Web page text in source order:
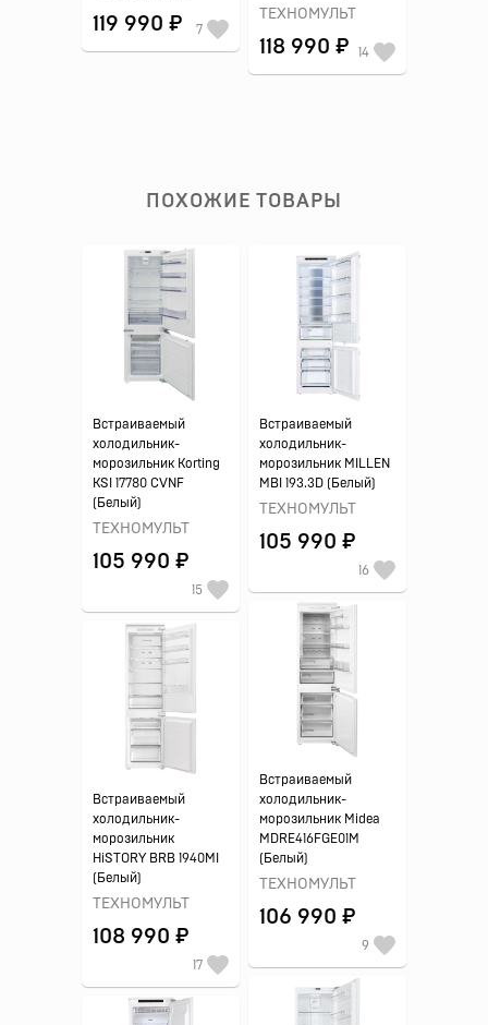
119 990 ₽ 7
ТЕХНОМУЛЬТ
118 990 ₽ 14
ПОХОЖИЕ ТОВАРЫ
Встраиваемый
холодильник-
морозильник Korting
KSI 17780 CVNF
(Белый)
ТЕХНОМУЛЬТ
105 990 ₽
15
Встраиваемый
холодильник-
морозильник MILLEN
MBI 193.3D (Белый)
ТЕХНОМУЛЬТ
105 990 ₽
16
Встраиваемый
холодильник-
морозильник Midea
MDRE416FGE01M
(Белый)
ТЕХНОМУЛЬТ
106 990 ₽
9
Встраиваемый
холодильник-
морозильник
HiSTORY BRB 1940MI
(Белый)
ТЕХНОМУЛЬТ
108 990 ₽
17